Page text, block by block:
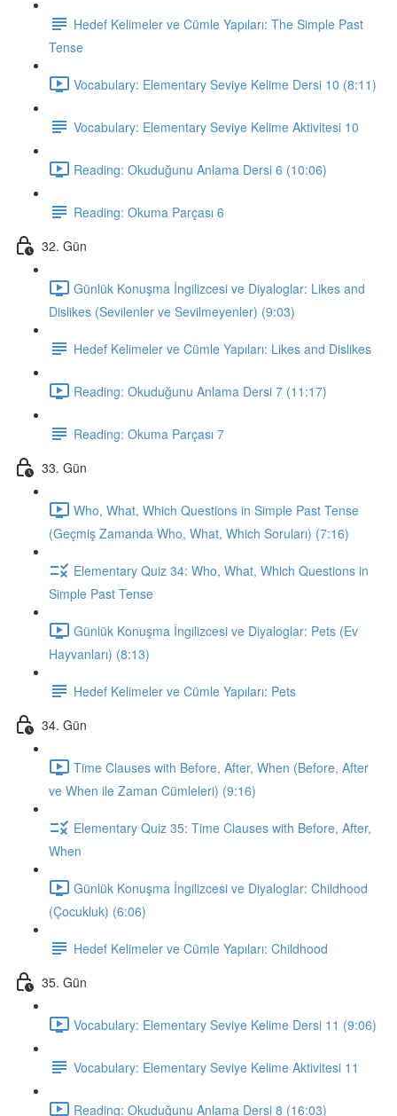
Hedef Kelimeler ve Cümle Yapıları: The Simple Past
Tense
Vocabulary: Elementary Seviye Kelime Dersi 10 (8:11)
Vocabulary: Elementary Seviye Kelime Aktivitesi 10
Reading: Okuduğunu Anlama Dersi 6 (10:06)
Reading: Okuma Parçası 6
32. Gün
Günlük Konuşma İngilizcesi ve Diyaloglar: Likes and
Dislikes (Sevilenler ve Sevilmeyenler) (9:03)
Hedef Kelimeler ve Cümle Yapıları: Likes and Dislikes
Reading: Okuduğunu Anlama Dersi 7 (11:17)
Reading: Okuma Parçası 7
33. Gün
Who, What, Which Questions in Simple Past Tense
(Geçmiş Zamanda Who, What, Which Soruları) (7:16)
Elementary Quiz 34: Who, What, Which Questions in
Simple Past Tense
Günlük Konuşma İngilizcesi ve Diyaloglar: Pets (Ev
Hayvanları) (8:13)
Hedef Kelimeler ve Cümle Yapıları: Pets
34. Gün
Time Clauses with Before, After, When (Before, After
ve When ile Zaman Cümleleri) (9:16)
Elementary Quiz 35: Time Clauses with Before, After,
When
Günlük Konuşma İngilizcesi ve Diyaloglar: Childhood
(Çocukluk) (6:06)
Hedef Kelimeler ve Cümle Yapıları: Childhood
35. Gün
Vocabulary: Elementary Seviye Kelime Dersi 11 (9:06)
Vocabulary: Elementary Seviye Kelime Aktivitesi 11
Reading: Okuduğunu Anlama Dersi 8 (16:03)